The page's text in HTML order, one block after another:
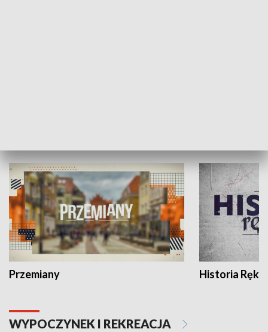
Przemiany Historia Ręką
WYPOCZYNEK I REKREACJA